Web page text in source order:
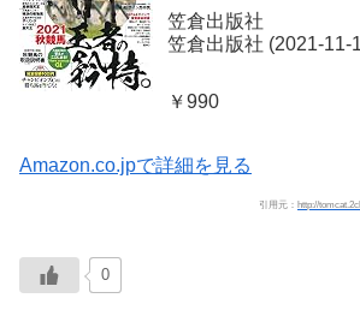
笠倉出版社
笠倉出版社 (2021-11-
￥990
Amazon.co.jpで詳細を見る
引用元： http://
0